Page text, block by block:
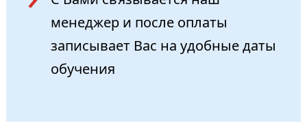
менеджер и после оплаты
записывает Вас на удобные даты
обучения